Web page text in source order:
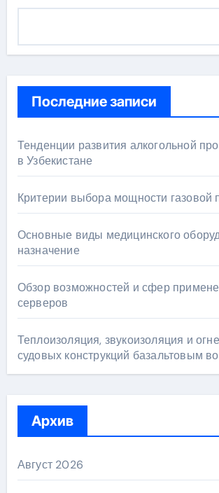
Последние записи
Тенденции развития алкогольной
в Узбекистане
Критерии выбора мощности газовой
Основные виды медицинского
назначение
Обзор возможностей и сфер
серверов
Теплоизоляция, звукоизоляция и
судовых конструкций базальтовым
Архив
Август 2026